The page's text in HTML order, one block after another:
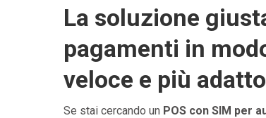
La soluzione
pagamenti in
veloce e più
Se stai cercando un POS con SIM per